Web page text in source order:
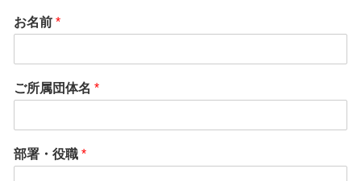
お名前 *
ご所属団体名 *
部署・役職 *